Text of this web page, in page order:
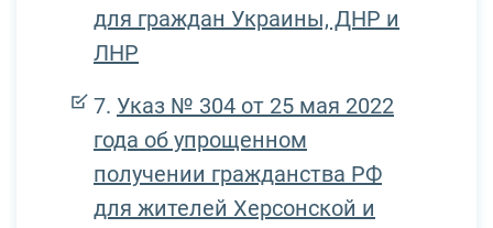
для граждан Украины, ДНР и
ЛНР
Указ № 304 от 25 мая 2022
года об упрощенном
получении гражданства РФ
для жителей Херсонской и